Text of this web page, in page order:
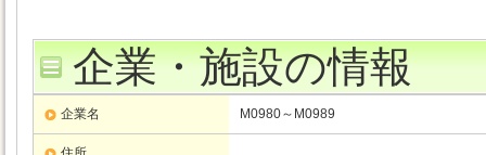
企業・施設の情報
企業名 M0980～M0989